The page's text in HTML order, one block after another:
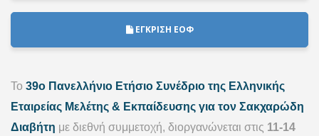
ΕΓΚΡΙΣΗ ΕΟΦ
Το 39ο Πανελλήνιο Ετήσιο Συνέδριο της Ελληνικής
Εταιρείας Μελέτης & Εκπαίδευσης για τον Σακχαρώδη
Διαβήτη με διεθνή συμμετοχή, διοργανώνεται στις 11-14